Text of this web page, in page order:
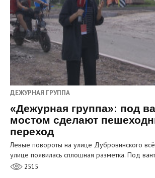
ДЕЖУРНАЯ ГРУППА
«Дежурная группа»: под
мостом сделают
переход
Левые повороты на улице Дубровинского
улице появилась сплошная разметка. Под
2515